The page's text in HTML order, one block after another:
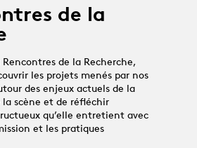
de la
de la Recherche,
les projets menés par nos
des enjeux actuels de la
scène et de réfléchir
qu’elle entretient avec
et les pratiques